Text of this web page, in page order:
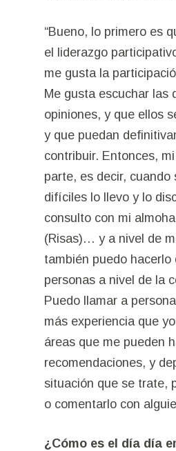
“Bueno, lo primero es
el liderazgo
me gusta la
Me gusta escuchar las
opiniones, y que ellos
y que puedan
contribuir. Entonces,
parte, es decir, cuando
difíciles lo llevo y lo
consulto con mi
(Risas)… y a nivel de
también puedo hacerlo
personas a nivel de la
Puedo llamar a
más experiencia que
áreas que me pueden
recomendaciones, y
situación que se trate,
o comentarlo con
¿Cómo es el día día